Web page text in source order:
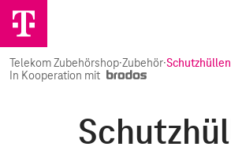
Telekom Zubehörshop·Zubehör·Schutzhüllen
In Kooperation mit